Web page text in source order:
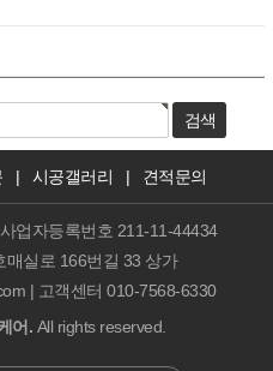
| 시공갤러리 | 견적문의
업자등록번호 211-11-44434
매실로 166번길 33 상가
| 고객센터 010-7568-6330
어. All rights reserved.